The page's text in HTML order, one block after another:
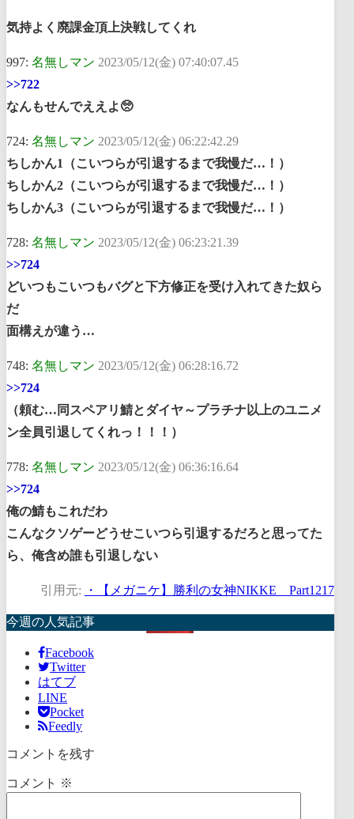
気持よく廃課金頂上決戦してくれ
997: 名無しマン 2023/05/12(金) 07:40:07.45
>>722
なんもせんでええよ🥺
724: 名無しマン 2023/05/12(金) 06:22:42.29
ちしかん1（こいつらが引退するまで我慢だ…！）
ちしかん2（こいつらが引退するまで我慢だ…！）
ちしかん3（こいつらが引退するまで我慢だ…！）
728: 名無しマン 2023/05/12(金) 06:23:21.39
>>724
どいつもこいつもバグと下方修正を受け入れてきた奴ら
だ
面構えが違う…
748: 名無しマン 2023/05/12(金) 06:28:16.72
>>724
（頼む…同スペアリ鯖とダイヤ～プラチナ以上のユニメ
ン全員引退してくれっ！！！）
778: 名無しマン 2023/05/12(金) 06:36:16.64
>>724
俺の鯖もこれだわ
こんなクソゲーどうせこいつら引退するだろと思ってた
ら、俺含め誰も引退しない
引用元: ・【メガニケ】勝利の女神NIKKE Part1217
今週の人気記事
Facebook
Twitter
はてブ
LINE
Pocket
Feedly
コメントを残す
コメント ※